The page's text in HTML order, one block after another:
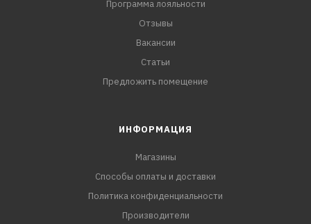
Программа лояльности
Отзывы
Вакансии
Статьи
Предложить помещение
ИНФОРМАЦИЯ
Магазины
Способы оплаты и доставки
Политика конфиденциальности
Производители